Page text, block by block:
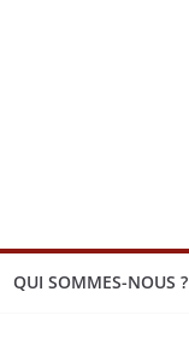
QUI SOMMES-NOUS ?